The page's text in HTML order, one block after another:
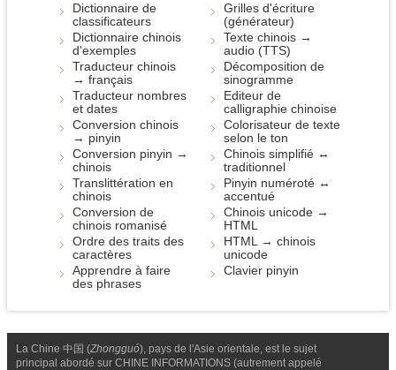
Dictionnaire de
classificateurs
Dictionnaire chinois
d'exemples
Traducteur chinois
→ français
Traducteur nombres
et dates
Conversion chinois
→ pinyin
Conversion pinyin →
chinois
Translittération en
chinois
Conversion de
chinois romanisé
Ordre des traits des
caractères
Apprendre à faire
des phrases
Grilles d'écriture
(générateur)
Texte chinois →
audio (TTS)
Décomposition de
sinogramme
Editeur de
calligraphie chinoise
Colorisateur de texte
selon le ton
Chinois simplifié ↔
traditionnel
Pinyin numéroté ↔
accentué
Chinois unicode →
HTML
HTML → chinois
unicode
Clavier pinyin
La Chine 中国 (Zhongguó), pays de l'Asie orientale, est le sujet
principal abordé sur CHINE INFORMATIONS (autrement appelé